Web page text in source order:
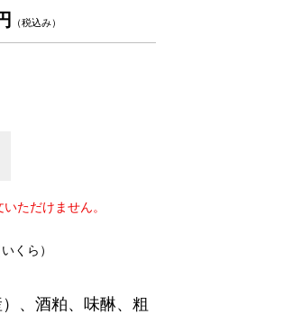
（税込み）
ただけません。
くら）
、酒粕、味醂、粗